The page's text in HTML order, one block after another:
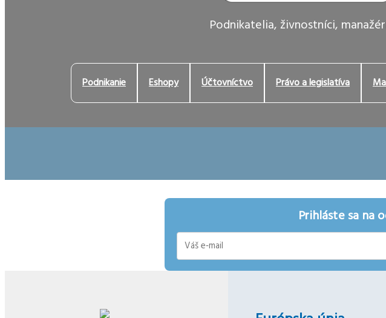
Podnikatelia, živnostníci,
Podnikanie Eshopy Účtovníctvo Právo a legislatíva
Prihláste sa na